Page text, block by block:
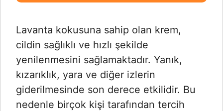
Lavanta kokusuna sahip olan krem,
cildin sağlıklı ve hızlı şekilde
yenilenmesini sağlamaktadır. Yanık,
kızarıklık, yara ve diğer izlerin
giderilmesinde son derece etkilidir. Bu
nedenle birçok kişi tarafından tercih